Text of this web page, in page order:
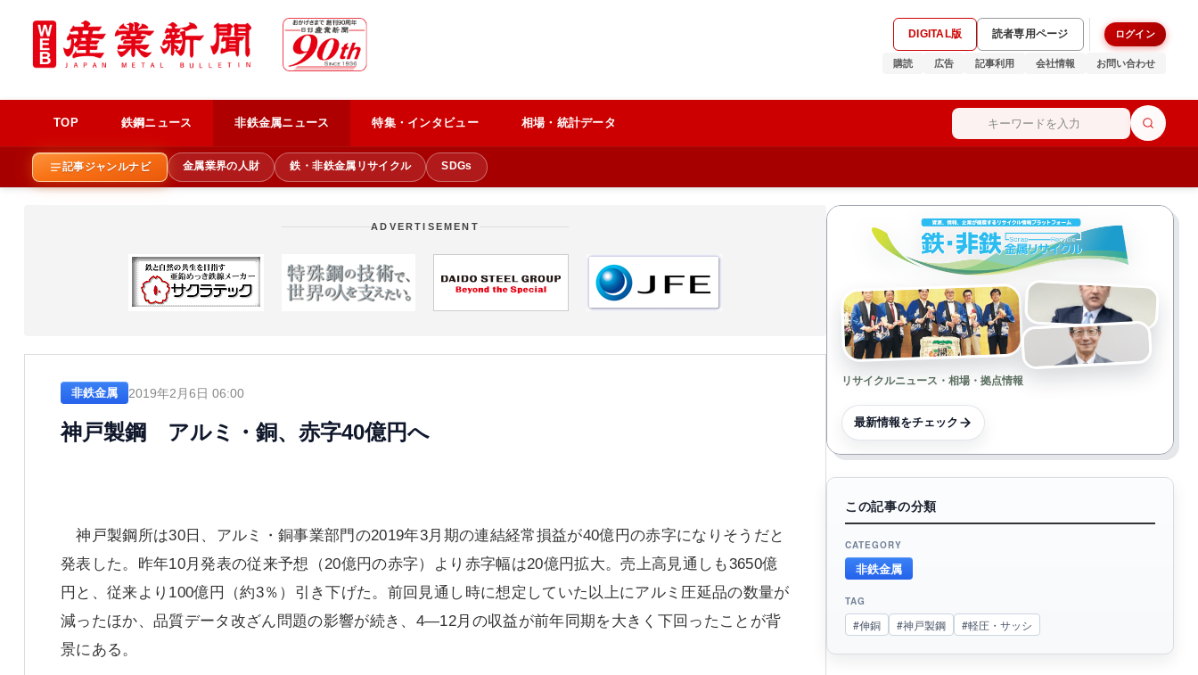
DIGITAL版 読者専用ページ ログイン
購読 広告 記事利用 会社情報 お問い合わせ
TOP 鉄鋼ニュース 非鉄金属ニュース 特集・インタビュー 相場・統計データ
記事ジャンルナビ 金属業界の人財 鉄・非鉄金属リサイクル SDGs
ADVERTISEMENT
非鉄金属 2019年2月6日 06:00
神戸製鋼 アルミ・銅、赤字40億円へ
神戸製鋼所は30日、アルミ・銅事業部門の2019年3月期の連結経常損益が40億円の赤字になりそうだと
発表した。昨年10月発表の従来予想（20億円の赤字）より赤字幅は20億円拡大。売上高見通しも3650億
円と、従来より100億円（約3％）引き下げた。前回見通し時に想定していた以上にアルミ圧延品の数量が
減ったほか、品質データ改ざん問題の影響が続き、4―12月の収益が前年同期を大きく下回ったことが背
景にある。
リサイクルニュース・相場・拠点情報
最新情報をチェック
この記事の分類
CATEGORY
非鉄金属
TAG
#伸銅 #神戸製鋼 #軽圧・サッシ